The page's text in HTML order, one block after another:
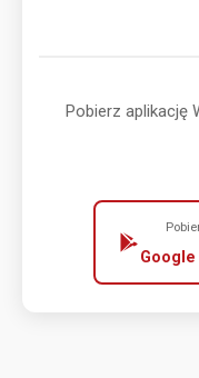
Pobierz aplikację
Google